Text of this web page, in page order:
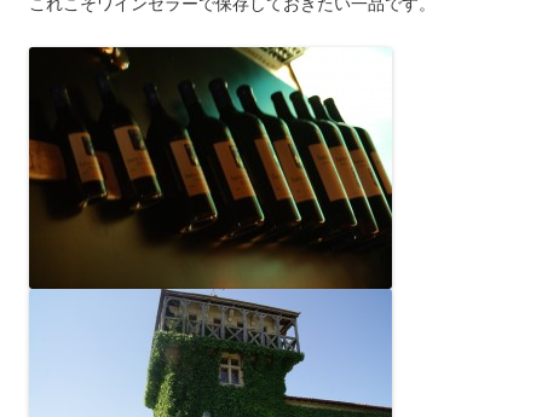
これこそワインセラーで保存しておきたい一品です。